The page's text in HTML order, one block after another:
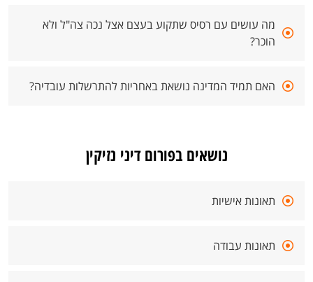
מה עושים עם רסיס שתקוע בעצם אצל נכה צה"ל ולא
הוכר?
האם תמיד המדינה נושאת באחריות להתרשלות עובדיה?
נושאים בפורום דיני נזיקין
תאונות אישיות
תאונות עבודה